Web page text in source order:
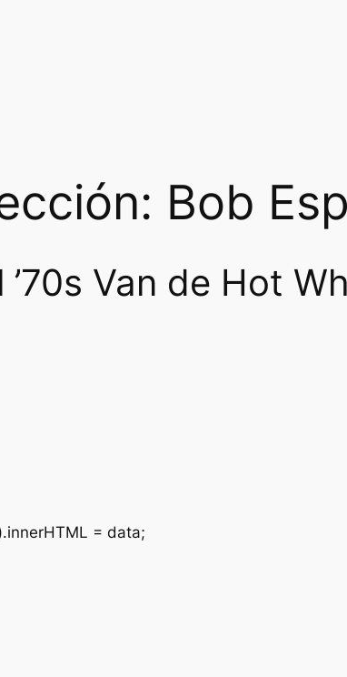
5
8
0
0
Bob
Van de Hot
= data;